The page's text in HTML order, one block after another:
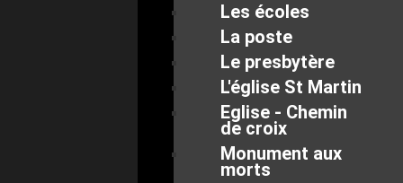
Les écoles
La poste
Le presbytère
L'église St Martin
Eglise - Chemin
de croix
Monument aux
morts